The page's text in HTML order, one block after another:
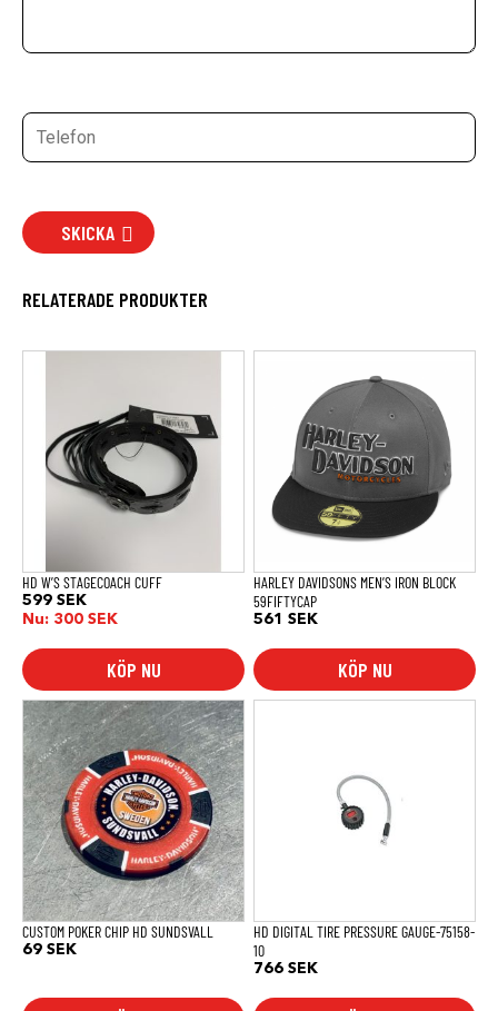
SKICKA
RELATERADE PRODUKTER
HD W’S STAGECOACH CUFF
599 SEK
Nu: 300 SEK
KÖP NU
HARLEY DAVIDSONS MEN’S IRON BLOCK
59FIFTYCAP
561 SEK
KÖP NU
CUSTOM POKER CHIP HD SUNDSVALL
69 SEK
HD DIGITAL TIRE PRESSURE GAUGE-75158-
10
766 SEK